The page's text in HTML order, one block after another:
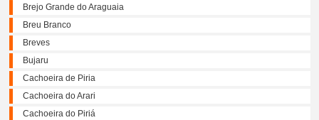
Brejo Grande do Araguaia
Breu Branco
Breves
Bujaru
Cachoeira de Piria
Cachoeira do Arari
Cachoeira do Piriá